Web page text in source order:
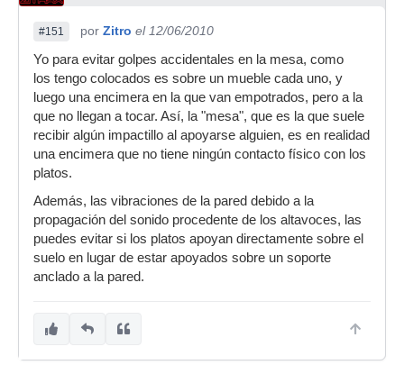
#151 por Zitro el 12/06/2010
Yo para evitar golpes accidentales en la mesa, como
los tengo colocados es sobre un mueble cada uno, y
luego una encimera en la que van empotrados, pero a la
que no llegan a tocar. Así, la "mesa", que es la que suele
recibir algún impactillo al apoyarse alguien, es en realidad
una encimera que no tiene ningún contacto físico con los
platos.
Además, las vibraciones de la pared debido a la
propagación del sonido procedente de los altavoces, las
puedes evitar si los platos apoyan directamente sobre el
suelo en lugar de estar apoyados sobre un soporte
anclado a la pared.